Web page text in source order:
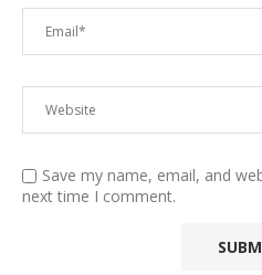
Save my name, email, and
next time I comment.